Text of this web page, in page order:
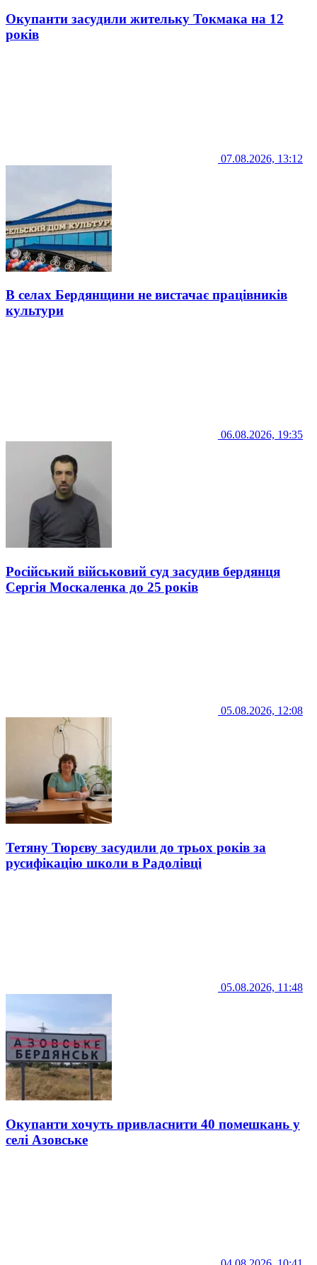
Окупанти засудили жительку Токмака на 12
років
07.08.2026, 13:12
В селах Бердянщини не вистачає працівників
культури
06.08.2026, 19:35
Російський військовий суд засудив бердянця
Сергія Москаленка до 25 років
05.08.2026, 12:08
Тетяну Тюрєву засудили до трьох років за
русифікацію школи в Радолівці
05.08.2026, 11:48
Окупанти хочуть привласнити 40 помешкань у
селі Азовське